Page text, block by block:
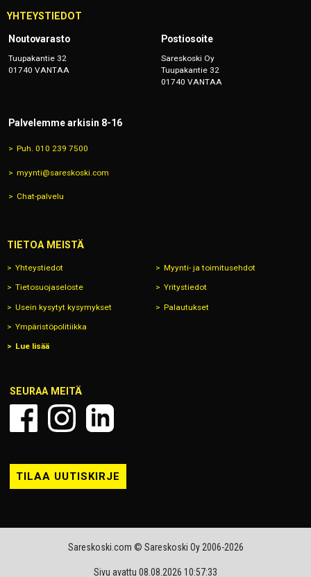
YHTEYSTIEDOT
Noutovarasto
Tuupakantie 32
01740 VANTAA
Postiosoite
Sareskoski Oy
Tuupakantie 32
01740 VANTAA
Palvelemme arkisin 8-16
Puh. 010 239 7500
myynti@sareskoski.com
Chat-palvelu
TIETOA MEISTÄ
Yhteystiedot Myynti- ja toimitusehdot
Tietosuojaseloste Yritystiedot
Usein kysytyt kysymykset Palautukset
Ympäristöpolitiikka
Lue lisää
SEURAA MEITÄ
TILAA UUTISKIRJE
Sareskoski.com © Sareskoski Oy 2006-2026
Sivu avattu 08.08.2026 10:57:33